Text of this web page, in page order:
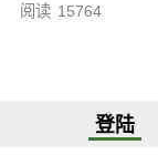
阅读 15764
登陆